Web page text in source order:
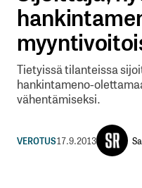
Tietyissä tilanteissa
hankintameno-
vähentämiseksi.
VEROTUS17.9.2013